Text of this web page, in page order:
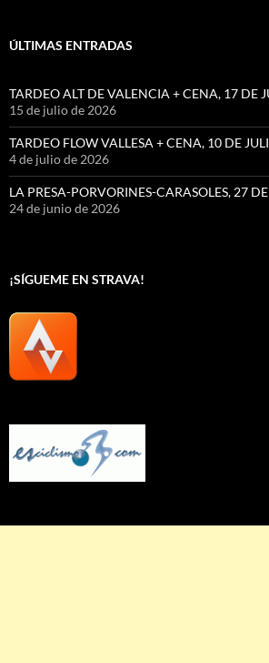
ÚLTIMAS ENTRADAS
TARDEO ALT DE VALENCIA + CENA, 17 DE
15 de julio de 2026
TARDEO FLOW VALLESA + CENA, 10 DE
4 de julio de 2026
LA PRESA-PORVORINES-CARASOLES, 27
24 de junio de 2026
¡SÍGUEME EN STRAVA!